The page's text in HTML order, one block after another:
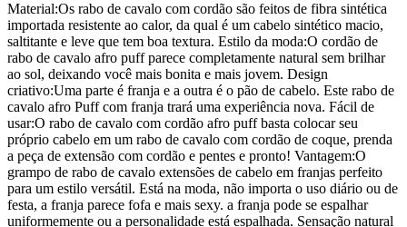
Material:Os rabo de cavalo com cordão são feitos de fibra sintética
importada resistente ao calor, da qual é um cabelo sintético macio,
saltitante e leve que tem boa textura. Estilo da moda:O cordão de
rabo de cavalo afro puff parece completamente natural sem brilhar
ao sol, deixando você mais bonita e mais jovem. Design
criativo:Uma parte é franja e a outra é o pão de cabelo. Este rabo de
cavalo afro Puff com franja trará uma experiência nova. Fácil de
usar:O rabo de cavalo com cordão afro puff basta colocar seu
próprio cabelo em um rabo de cavalo com cordão de coque, prenda
a peça de extensão com cordão e pentes e pronto! Vantagem:O
grampo de rabo de cavalo extensões de cabelo em franjas perfeito
para um estilo versátil. Está na moda, não importa o uso diário ou de
festa, a franja parece fofa e mais sexy. a franja pode se espalhar
uniformemente ou a personalidade está espalhada. Sensação natural